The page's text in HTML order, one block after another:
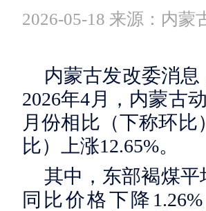
2026-05-18 来源：内蒙
内蒙古发改委消
2026年4月，内蒙古
月份相比（下称环比
比）上涨12.65%。
其中，东部褐煤平
同比价格下降